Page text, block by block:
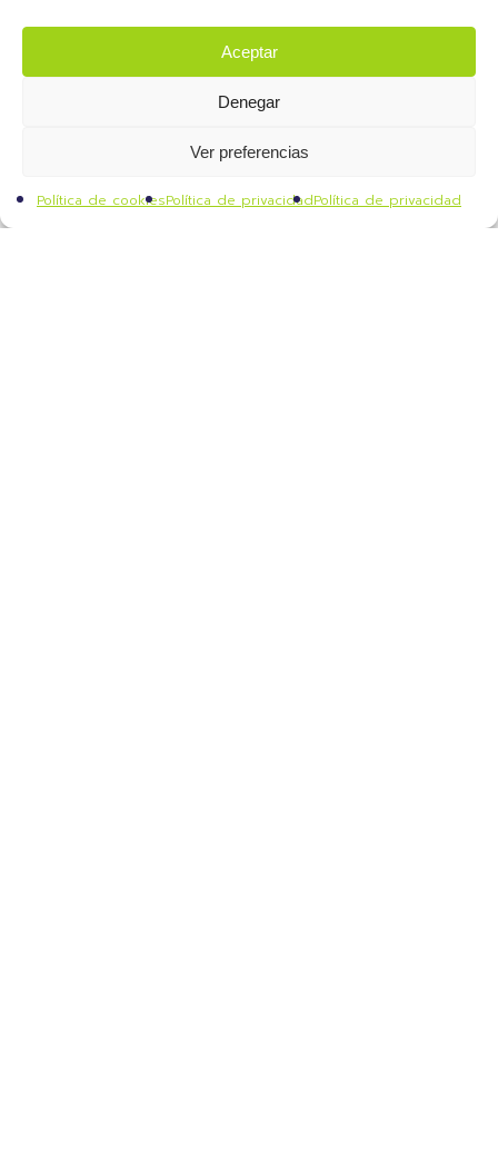
Aceptar
Denegar
Ver preferencias
Política de cookiesPolítica de privacidadPolítica de privacidad